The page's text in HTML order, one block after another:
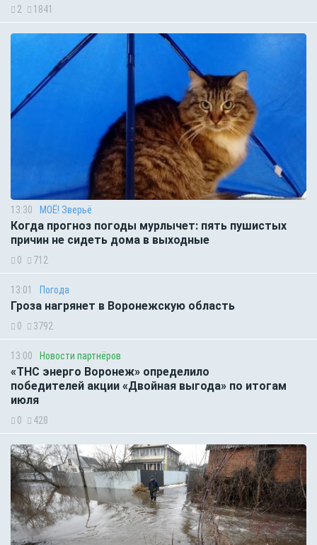
2 1841
13:30 МОЁ! Зверьё
Когда прогноз погоды мурлычет: пять пушистых
причин не сидеть дома в выходные
0 712
13:01 Погода
Гроза нагрянет в Воронежскую область
0 3792
13:00 Новости партнёров
«ТНС энерго Воронеж» определило
победителей акции «Двойная выгода» по итогам
июля
0 428